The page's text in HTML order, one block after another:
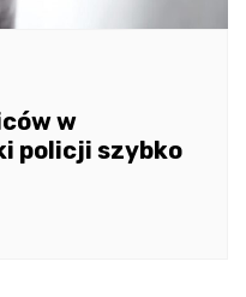
w
policji szybko